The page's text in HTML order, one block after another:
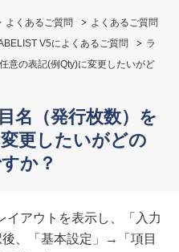
よくあるご質問
よくあるご質問
V5によくあるご質問
ラ
意の表記(例Qty)に変更したいがど
名（発行枚数）を
更したいがどの
か？
イアウトを表示し、「入力
、「基本設定」→「項目